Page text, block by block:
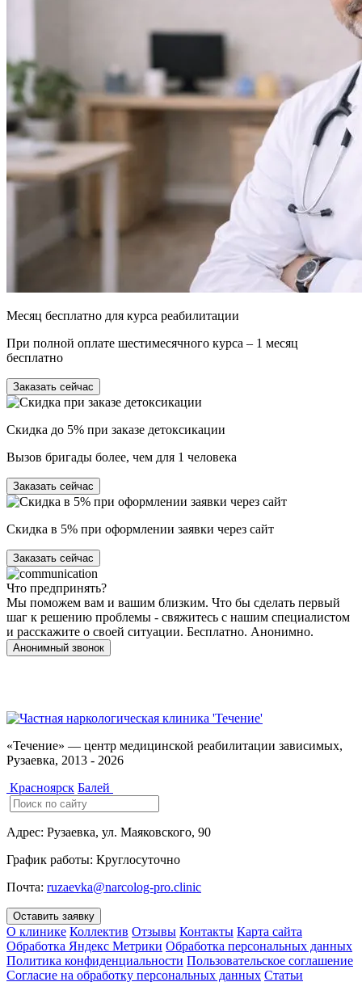
Месяц бесплатно для курса реабилитации
При полной оплате шестимесячного курса – 1 месяц
бесплатно
Заказать сейчас
Скидка до 5% при заказе детоксикации
Вызов бригады более, чем для 1 человека
Заказать сейчас
Скидка в 5% при оформлении заявки через сайт
Заказать сейчас
Что предпринять?
Мы поможем вам и вашим близким. Что бы сделать первый
шаг к решению проблемы - свяжитесь с нашим специалистом
и расскажите о своей ситуации. Бесплатно. Анонимно.
Анонимный звонок
«Течение» — центр медицинской реабилитации зависимых,
Рузаевка, 2013 - 2026
Красноярск Балей
Адрес: Рузаевка, ул. Маяковского, 90
График работы: Круглосуточно
Почта: ruzaevka@narcolog-pro.clinic
Оставить заявку
О клинике Коллектив Отзывы Контакты Карта сайта
Обработка Яндекс Метрики Обработка персональных данных
Политика конфиденциальности Пользовательское соглашение
Согласие на обработку персональных данных Статьи